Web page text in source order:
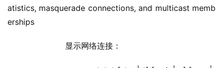
atistics, masquerade connections, and multicast memb
erships
显示网络连接：